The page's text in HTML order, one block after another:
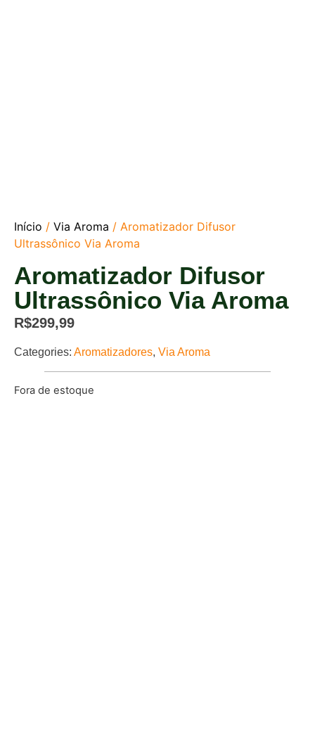
Início / Via Aroma / Aromatizador Difusor
Ultrassônico Via Aroma
Aromatizador Difusor
Ultrassônico Via Aroma
R$299,99
Categories: Aromatizadores, Via Aroma
Fora de estoque